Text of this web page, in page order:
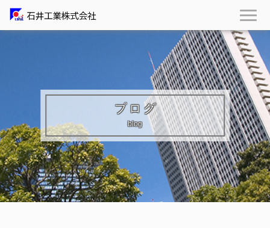
ブログ
blog